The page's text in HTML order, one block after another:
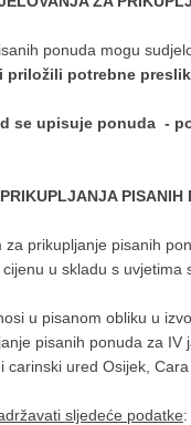
ponuda mogu
priložili potrebne
se upisuje ponuda -
PISANIH
za prikupljanje pisanih
u skladu s uvjetima
u pisanom obliku u
pisanih ponuda za
carinski ured Osijek,
sljedeće podatke: